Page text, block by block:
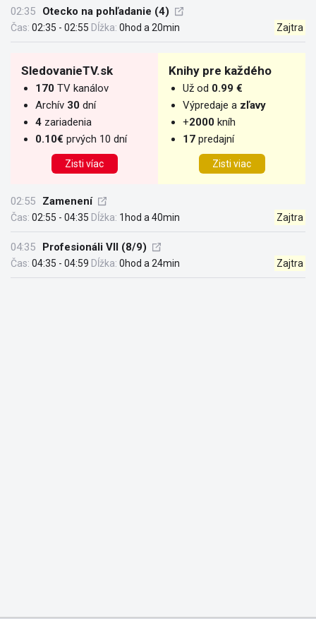
02:35 Otecko na pohľadanie (4)
Čas: 02:35 - 02:55 Dĺžka: 0hod a 20min Zajtra
SledovanieTV.sk
170 TV kanálov
Archív 30 dní
4 zariadenia
0.10€ prvých 10 dní
Zisti víac
Knihy pre každého
Už od 0.99 €
Výpredaje a zľavy
+2000 kníh
17 predajní
Zisti viac
02:55 Zamenení
Čas: 02:55 - 04:35 Dĺžka: 1hod a 40min Zajtra
04:35 Profesionáli VII (8/9)
Čas: 04:35 - 04:59 Dĺžka: 0hod a 24min Zajtra